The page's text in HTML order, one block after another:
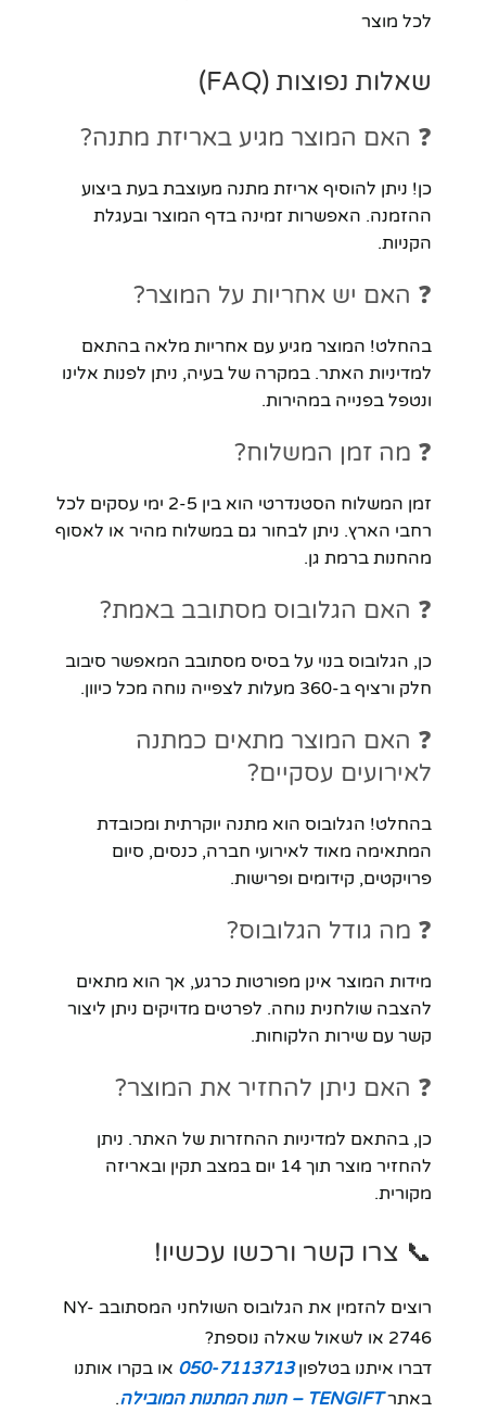
לכל מוצר
שאלות נפוצות (FAQ)
❓ האם המוצר מגיע באריזת מתנה?
כן! ניתן להוסיף אריזת מתנה מעוצבת בעת ביצוע
ההזמנה. האפשרות זמינה בדף המוצר ובעגלת
הקניות.
❓ האם יש אחריות על המוצר?
בהחלט! המוצר מגיע עם אחריות מלאה בהתאם
למדיניות האתר. במקרה של בעיה, ניתן לפנות אלינו
ונטפל בפנייה במהירות.
❓ מה זמן המשלוח?
זמן המשלוח הסטנדרטי הוא בין 2-5 ימי עסקים לכל
רחבי הארץ. ניתן לבחור גם במשלוח מהיר או לאסוף
מהחנות ברמת גן.
❓ האם הגלובוס מסתובב באמת?
כן, הגלובוס בנוי על בסיס מסתובב המאפשר סיבוב
חלק ורציף ב-360 מעלות לצפייה נוחה מכל כיוון.
❓ האם המוצר מתאים כמתנה
לאירועים עסקיים?
בהחלט! הגלובוס הוא מתנה יוקרתית ומכובדת
המתאימה מאוד לאירועי חברה, כנסים, סיום
פרויקטים, קידומים ופרישות.
❓ מה גודל הגלובוס?
מידות המוצר אינן מפורטות כרגע, אך הוא מתאים
להצבה שולחנית נוחה. לפרטים מדויקים ניתן ליצור
קשר עם שירות הלקוחות.
❓ האם ניתן להחזיר את המוצר?
כן, בהתאם למדיניות ההחזרות של האתר. ניתן
להחזיר מוצר תוך 14 יום במצב תקין ובאריזה
מקורית.
📞 צרו קשר ורכשו עכשיו!
רוצים להזמין את הגלובוס השולחני המסתובב NY-
2746 או לשאול שאלה נוספת?
דברו איתנו בטלפון050-7113713 או בקרו אותנו
באתרTENGIFT – חנות המתנות המובילה .